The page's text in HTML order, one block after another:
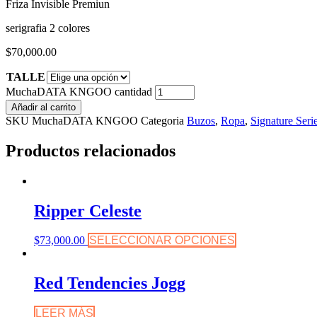
Friza Invisible Premiun
serigrafia 2 colores
$70,000.00
TALLE
MuchaDATA KNGOO cantidad
Añadir al carrito
SKU MuchaDATA KNGOO Categoria Buzos, Ropa, Signature
Productos relacionados
Ripper Celeste
$73,000.00 SELECCIONAR OPCIONES
Red Tendencies Jogg
LEER MÁS